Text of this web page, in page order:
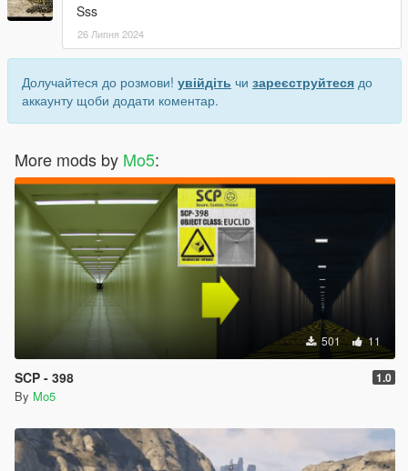
Sss
26 Липня 2024
Долучайтеся до розмови! увійдіть чи зареєструйтеся до
аккаунту щоби додати коментар.
More mods by Mo5:
501 11
SCP - 398 1.0
By Mo5